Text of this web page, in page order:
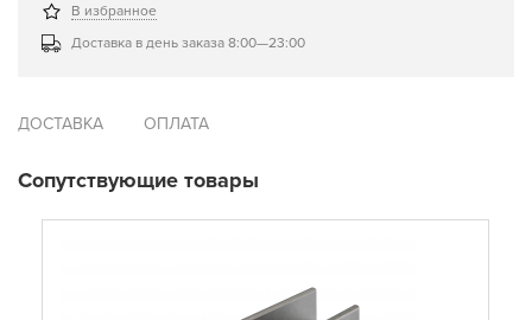
В избранное
Доставка в день заказа 8:00—23:00
ДОСТАВКА ОПЛАТА
Сопутствующие товары